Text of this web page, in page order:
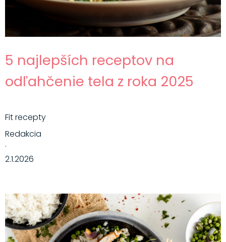
5 najlepších receptov na
odľahčenie tela z roka 2025
Fit recepty
Redakcia
·
2.1.2026